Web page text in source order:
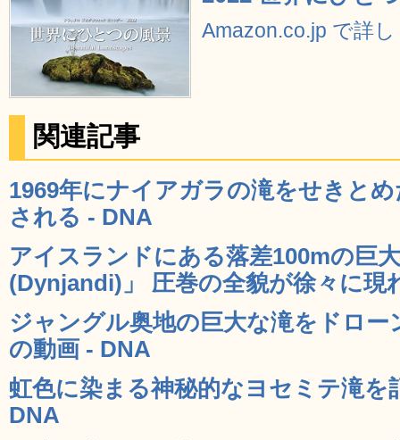
Amazon.co.jp で詳
関連記事
1969年にナイアガラの滝をせきと
される - DNA
アイスランドにある落差100mの巨
(Dynjandi)」 圧巻の全貌が徐々に現
ジャングル奥地の巨大な滝をドロー
の動画 - DNA
虹色に染まる神秘的なヨセミテ滝を
DNA